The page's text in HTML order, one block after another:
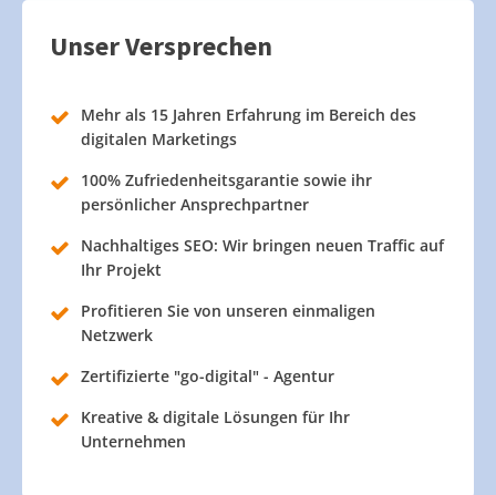
Unser Versprechen
Mehr als 15 Jahren Erfahrung im Bereich des
digitalen Marketings
100% Zufriedenheitsgarantie sowie ihr
persönlicher Ansprechpartner
Nachhaltiges SEO: Wir bringen neuen Traffic auf
Ihr Projekt
Profitieren Sie von unseren einmaligen
Netzwerk
Zertifizierte "go-digital" - Agentur
Kreative & digitale Lösungen für Ihr
Unternehmen